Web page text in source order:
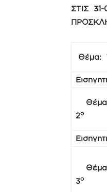
ΣΤΙΣ
Θέμα:
2ο
3ο